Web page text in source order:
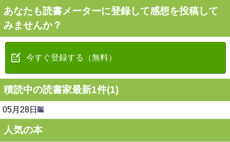
あなたも読書メーターに登録して感想を投稿して
みませんか？
今すぐ登録する（無料）
積読中の読書家最新1件(1)
05月28日
人気の本